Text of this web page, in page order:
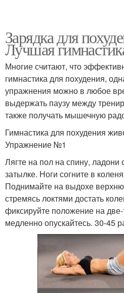
Зарядка для
Лучшая
Многие считают, что
гимнастика для похудения,
упражнения можно в любое
выдержать паузу между
также получать мышечную
Гимнастика для похудения
Упражнение №1
Лягте на пол на спину, ладони
затылке. Ноги согните в
Поднимайте на выдохе
стремясь локтями достать
фиксируйте положение на
медленно опускайтесь. 30-45